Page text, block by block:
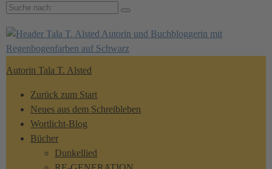
Suche
Autorin Tala T. Alsted
Zurück zum Start
Neues aus dem Schreibleben
Wortlicht-Blog
Bücher
Dunkellied